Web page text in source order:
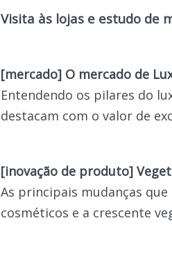
Visita às lojas e estudo de
[mercado] O mercado de
Entendendo os pilares do
destacam com o valor de
[inovação de produto]
As principais mudanças
cosméticos e a crescente